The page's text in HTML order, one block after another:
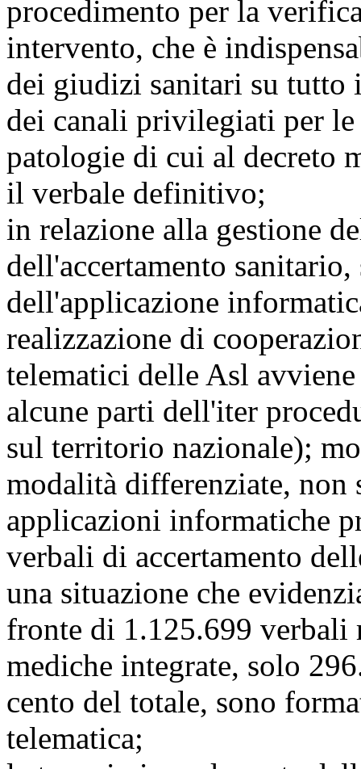
procedimento per la
intervento, che è
dei giudizi sanitari su tutto
dei canali privilegiati per
patologie di cui al decreto
il verbale definitivo;
in relazione alla gestione
dell'accertamento
dell'applicazione
realizzazione di
telematici delle Asl
alcune parti dell'iter
sul territorio nazionale);
modalità differenziate, non
applicazioni informatiche
verbali di accertamento
una situazione che
fronte di 1.125.699 verbali
mediche integrate, solo
cento del totale, sono
telematica;